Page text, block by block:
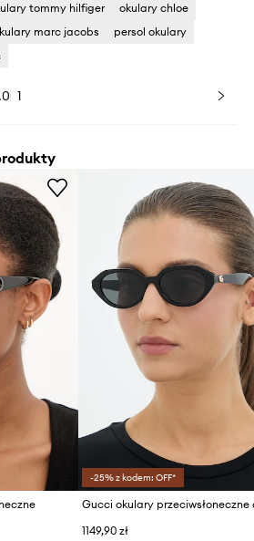
tommy hilfiger
okulary chloe
marc jacobs
persol okulary
1
-25% z kodem: OFF*
1149,90 zł